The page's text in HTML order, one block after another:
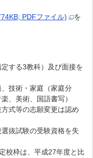
PDFファイル)
を
する3教科）及び面接を
技術・家庭（家庭分
、美術、国語書写）
式等の志願変更は認め
抜試験の受験資格を失
校枠は、平成27年度と比